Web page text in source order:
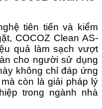
tiên tiến và kiểm
COCOZ Clean AS-
quả làm sạch vượt
cho người sử dụng
không chỉ đáp ứng
còn là giải pháp lý
trong ngành nhà